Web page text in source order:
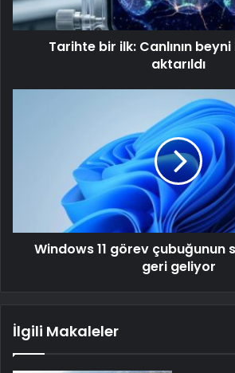
Tarihte bir ilk: Canlının
aktarıldı
Windows 11 görev çubuğunun
geri geliyor
İlgili Makaleler